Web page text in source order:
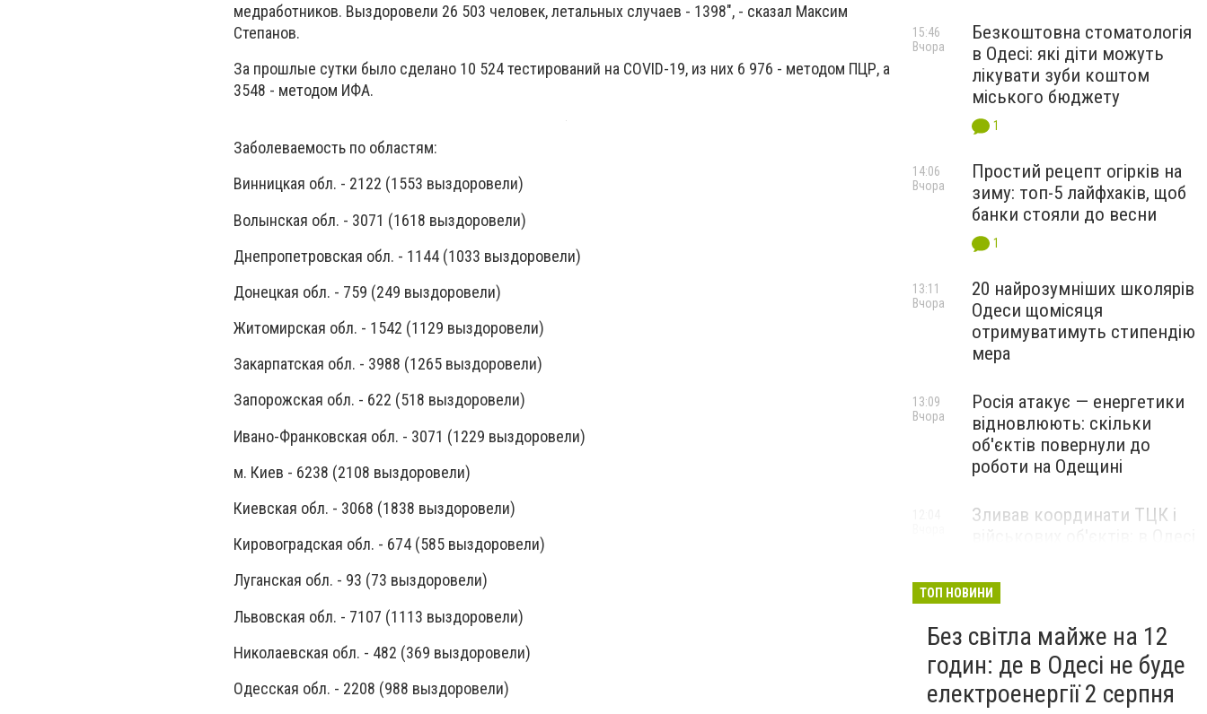
медработников. Выздоровели 26 503 человек, летальных случаев - 1398", - сказал Максим
Степанов.
За прошлые сутки было сделано 10 524 тестирований на COVID-19, из них 6 976 - методом ПЦР, а
3548 - методом ИФА.
Заболеваемость по областям:
Винницкая обл. - 2122 (1553 выздоровели)
Волынская обл. - 3071 (1618 выздоровели)
Днепропетровская обл. - 1144 (1033 выздоровели)
Донецкая обл. - 759 (249 выздоровели)
Житомирская обл. - 1542 (1129 выздоровели)
Закарпатская обл. - 3988 (1265 выздоровели)
Запорожская обл. - 622 (518 выздоровели)
Ивано-Франковская обл. - 3071 (1229 выздоровели)
м. Киев - 6238 (2108 выздоровели)
Киевская обл. - 3068 (1838 выздоровели)
Кировоградская обл. - 674 (585 выздоровели)
Луганская обл. - 93 (73 выздоровели)
Львовская обл. - 7107 (1113 выздоровели)
Николаевская обл. - 482 (369 выздоровели)
Одесская обл. - 2208 (988 выздоровели)
Безкоштовна стоматологія
в Одесі: які діти можуть
лікувати зуби коштом
міського бюджету
1
15:46
Вчора
Простий рецепт огірків на
зиму: топ-5 лайфхаків, щоб
банки стояли до весни
1
14:06
Вчора
20 найрозумніших школярів
Одеси щомісяця
отримуватимуть стипендію
мера
13:11
Вчора
Росія атакує — енергетики
відновлюють: скільки
об'єктів повернули до
роботи на Одещині
13:09
Вчора
Зливав координати ТЦК і
ТОП НОВИНИ
Без світла майже на 12
годин: де в Одесі не буде
електроенергії 2 серпня